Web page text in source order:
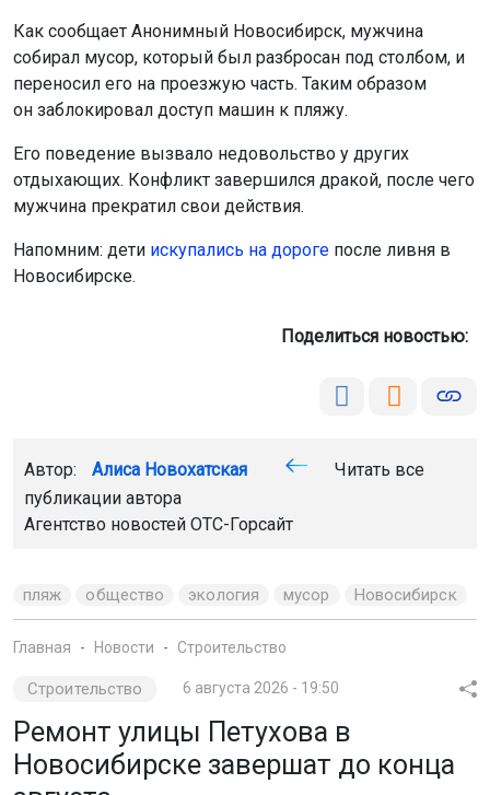
Как сообщает Анонимный Новосибирск, мужчина
собирал мусор, который был разбросан под столбом, и
переносил его на проезжую часть. Таким образом
он заблокировал доступ машин к пляжу.
Его поведение вызвало недовольство у других
отдыхающих. Конфликт завершился дракой, после чего
мужчина прекратил свои действия.
Напомним: дети искупались на дороге после ливня в
Новосибирске.
Поделиться новостью:
Автор: Алиса Новохатская
Читать все
публикации автора
Агентство новостей ОТС-Горсайт
пляж общество экология мусор Новосибирск
Главная Новости Строительство
Строительство 6 августа 2026 - 19:50
Ремонт улицы Петухова в
Новосибирске завершат до конца